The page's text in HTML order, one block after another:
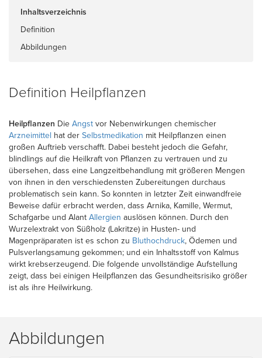
Inhaltsverzeichnis
Definition
Abbildungen
Definition Heilpflanzen
Heilpflanzen Die Angst vor Nebenwirkungen chemischer
Arzneimittel hat der Selbstmedikation mit Heilpflanzen einen
großen Auftrieb verschafft. Dabei besteht jedoch die Gefahr,
blindlings auf die Heilkraft von Pflanzen zu vertrauen und zu
übersehen, dass eine Langzeitbehandlung mit größeren Mengen
von ihnen in den verschiedensten Zubereitungen durchaus
problematisch sein kann. So konnten in letzter Zeit einwandfreie
Beweise dafür erbracht werden, dass Arnika, Kamille, Wermut,
Schafgarbe und Alant Allergien auslösen können. Durch den
Wurzelextrakt von Süßholz (Lakritze) in Husten- und
Magenpräparaten ist es schon zu Bluthochdruck, Ödemen und
Pulsverlangsamung gekommen; und ein Inhaltsstoff von Kalmus
wirkt krebserzeugend. Die folgende unvollständige Aufstellung
zeigt, dass bei einigen Heilpflanzen das Gesundheitsrisiko größer
ist als ihre Heilwirkung.
Abbildungen